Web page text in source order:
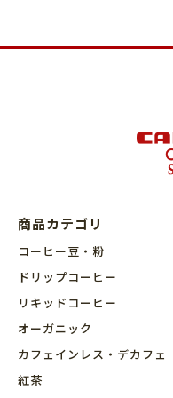
商品カテゴリ
コーヒー豆・粉
ドリップコーヒー
リキッドコーヒー
オーガニック
カフェインレス・デカフェ
紅茶